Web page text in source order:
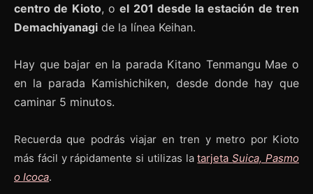
centro de Kioto, oel 201 desde la estación de tren
Demachiyanagi de la línea Keihan.
Hay que bajar en la parada Kitano Tenmangu Mae o
en la parada Kamishichiken, desde donde hay que
caminar 5 minutos.
Recuerda que podrás viajar en tren y metro por Kioto
más fácil y rápidamente si utilizas latarjetaSuica, Pasmo
o Icoca.